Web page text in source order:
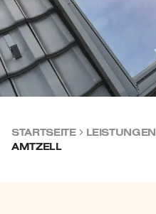
STARTSEITE LEISTUNGEN
AMTZELL